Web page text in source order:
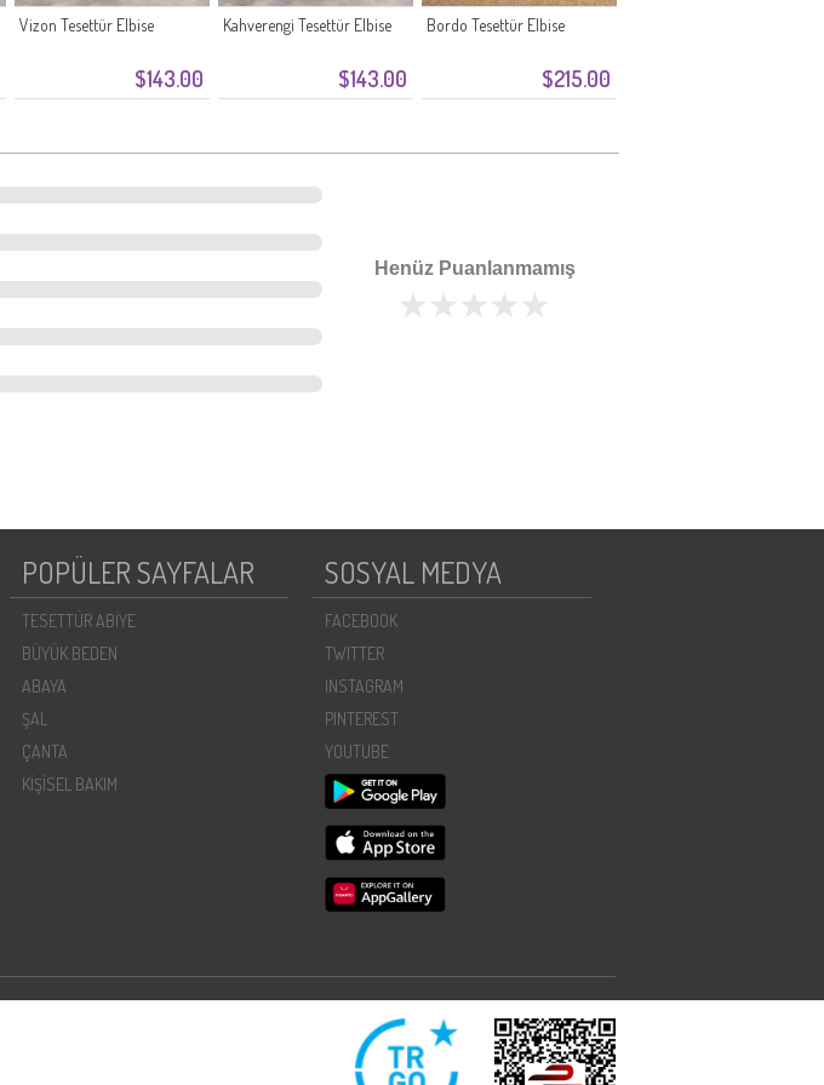
$143.00
Vizon Tesettür Elbise
$143.00
Kahverengi Tesettür Elbise
$215.00
Bordo Tesettür Elbise
Henüz Puanlanmamış
POPÜLER SAYFALAR
TESETTÜR ABİYE
BÜYÜK BEDEN
ABAYA
ŞAL
ÇANTA
KİŞİSEL BAKIM
SOSYAL MEDYA
FACEBOOK
TWITTER
INSTAGRAM
PINTEREST
YOUTUBE